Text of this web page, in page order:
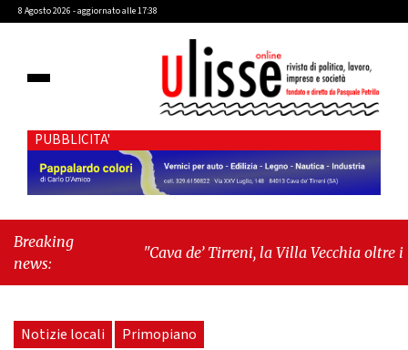
8 Agosto 2026 - aggiornato alle 17:38
PUBBLICITA'
Breaking
news:
"Cava de’ Tirreni, la Villa Vecchia oltre i
seduta consiliare: “Serve chiarezza!”"
Notizie locali Primopiano